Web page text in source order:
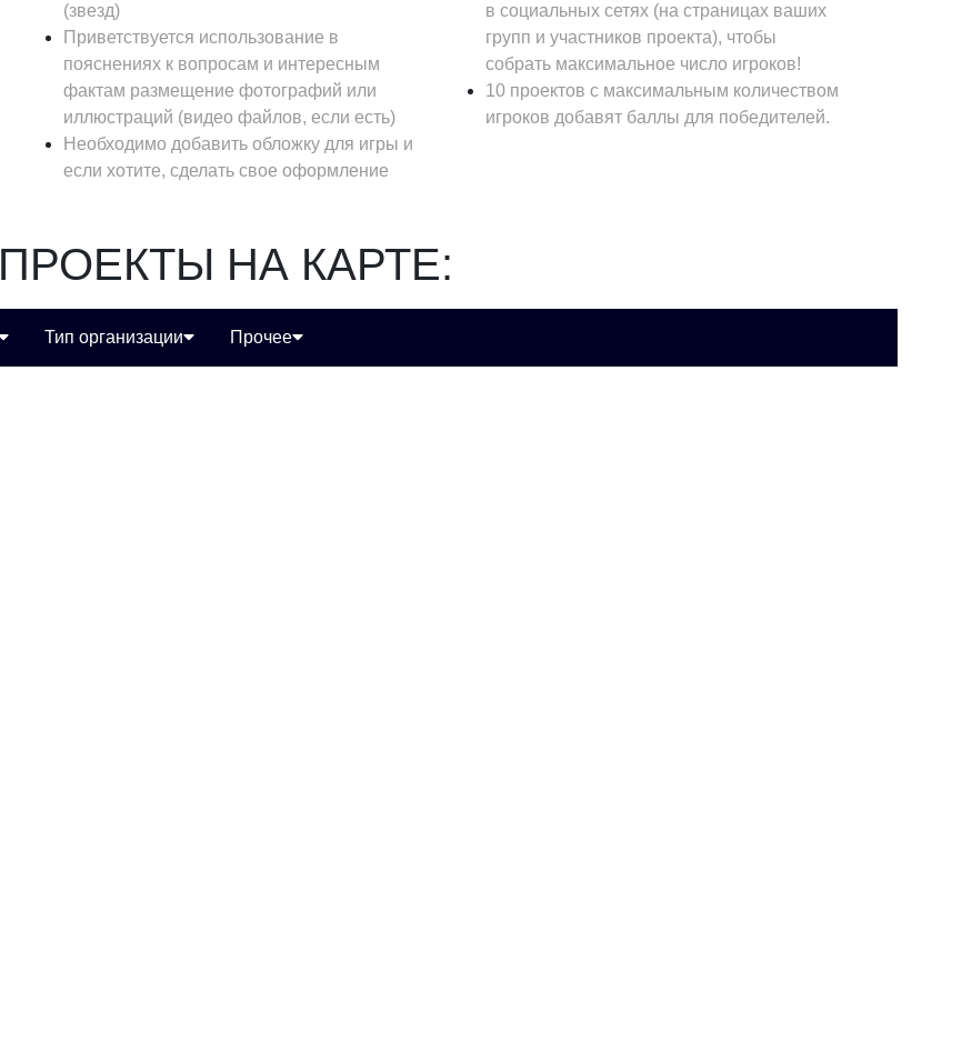
(звезд)
Приветствуется использование в
пояснениях к вопросам и интересным
фактам размещение фотографий или
иллюстраций (видео файлов, если есть)
Необходимо добавить обложку для игры и
если хотите, сделать свое оформление
в социальных сетях (на страницах ваших
групп и участников проекта), чтобы
собрать максимальное число игроков!
10 проектов с максимальным количеством
игроков добавят баллы для победителей.
ПРОЕКТЫ НА КАРТЕ:
Тип организации Прочее